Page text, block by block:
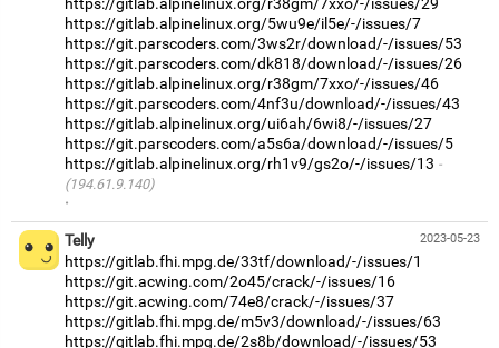
https://gitlab.alpinelinux.org/5wu9e/il5e/-/issues/7
https://git.parscoders.com/3ws2r/download/-/issues/53
https://git.parscoders.com/dk818/download/-/issues/26
https://gitlab.alpinelinux.org/r38gm/7xxo/-/issues/46
https://git.parscoders.com/4nf3u/download/-/issues/43
https://gitlab.alpinelinux.org/ui6ah/6wi8/-/issues/27
https://git.parscoders.com/a5s6a/download/-/issues/5
https://gitlab.alpinelinux.org/rh1v9/gs2o/-/issues/13
(194.61.9.140)
·
2023-05-23
Telly
https://gitlab.fhi.mpg.de/33tf/download/-/issues/1
https://git.acwing.com/2o45/crack/-/issues/16
https://git.acwing.com/74e8/crack/-/issues/37
https://gitlab.fhi.mpg.de/m5v3/download/-/issues/63
https://gitlab.fhi.mpg.de/2s8b/download/-/issues/53